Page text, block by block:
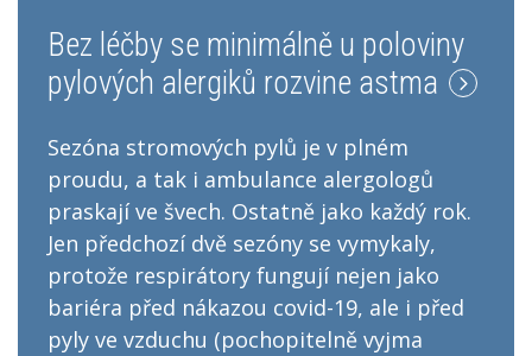
Bez léčby se minimálně u poloviny
pylových alergiků rozvine astma
Sezóna stromových pylů je v plném
proudu, a tak i ambulance alergologů
praskají ve švech. Ostatně jako každý rok.
Jen předchozí dvě sezóny se vymykaly,
protože respirátory fungují nejen jako
bariéra před nákazou covid-19, ale i před
pyly ve vzduchu (pochopitelně vyjma